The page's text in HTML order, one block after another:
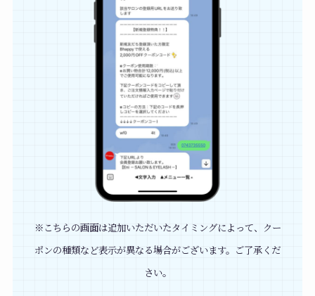
※こちらの画面は追加いただいたタイミングによって、クー
ポンの種類など表示が異なる場合がございます。ご了承くだ
さい。